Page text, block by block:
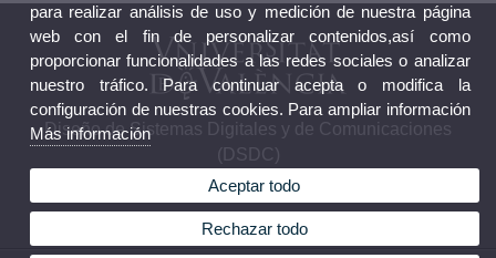
Diseño de Sistemas Digitales y de Comunicaciones
(DSDC)
para realizar análisis de uso y medición de nuestra página
web con el fin de personalizar contenidos,así como
proporcionar funcionalidades a las redes sociales o analizar
nuestro tráfico. Para continuar acepta o modifica la
configuración de nuestras cookies. Para ampliar información
Más información
Aceptar todo
Rechazar todo